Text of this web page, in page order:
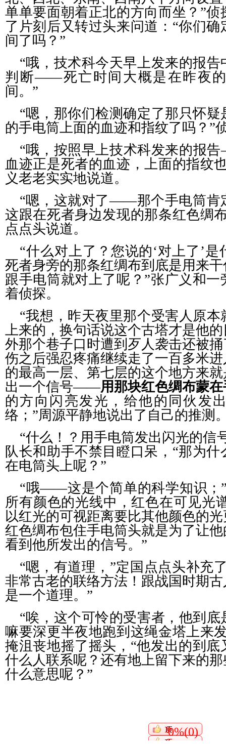
单单要面朝着正北的方向而坐？”
了片刻后又转过头来问道：“你们
间了吗？”
“哦，技术科今天早上发来的报
判断——死亡时间大概是在昨夜
间。”
“嗯，那你们检测确定了那只怀
的手电筒上面的血迹和指纹了吗？”
“哦，按照早上技术科发来的报
血迹正是死者的血迹，上面的指纹
义老老实实地说道。
“嗯，这就对了——那个手电筒肯
这跟在死者身边发现的那条红色绸
点点头说道。
“什么对上了？您说的‘对上了’
死者身旁的那条红绸布到底是用来
跟手电筒就对上了呢？”张广义和
着侦探。
“我想，昨天夜里那个受害人原
上来的，换句话说这个古塔才是他
外那个巷子口时遭到歹人袭击还被
伤之后强忍疼痛继续走了一百多米
的最高一层、第七层的这个地方来
出一个信号——用那块红色绸布蒙
的方向闪亮发光，给他的同伙发
络；”周源平静地说出了自己的推测
“什么！？用手电筒发出闪光的信
队长和助手不禁目瞪口呆，“那为
在电筒头上呢？”
“哦——这是个简单的科学知识；
所有颜色的光线中，红色在可见光
以红光的可视距离要比其他颜色的
红色绸布包住手电筒头就是为了让
看到他所发出的信号。”
“嗯，有道理，”定国点点头补充
非常古老的联络方法！跟战国时期
是一个道理。”
“唉，这个可怜的受害者，他到
嘛要深更半夜地跑到这绳金塔上来
掩沮丧地摇了摇头，“他发出的到
什么人联系呢？还有地上留下来的
什么意思呢？”
0%(0)